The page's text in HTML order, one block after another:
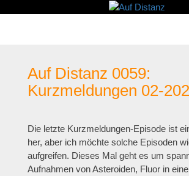
Auf Distanz 0059:
Kurzmeldungen 02-
Die letzte Kurzmeldungen-Episode ist
her, aber ich möchte solche Episoden
aufgreifen. Dieses Mal geht es um
Aufnahmen von Asteroiden, Fluor in